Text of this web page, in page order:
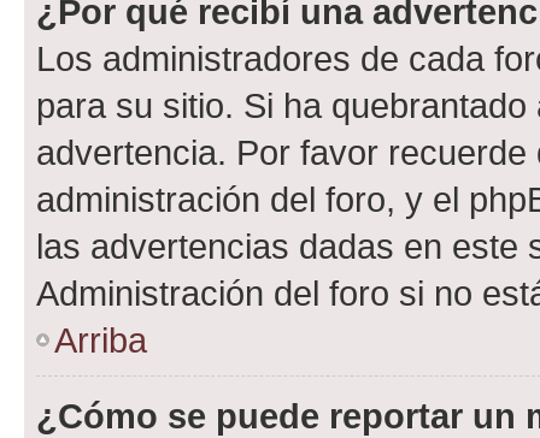
¿Por qué recibí una
Los administradores de cada
para su sitio. Si ha
advertencia. Por favor
administración del foro, y el
las advertencias dadas en este
Administración del foro si no
Arriba
¿Cómo se puede reportar un